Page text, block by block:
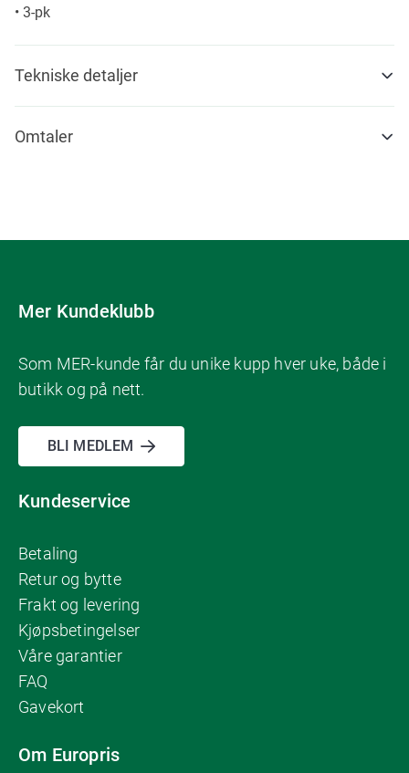
• 3-pk
Tekniske detaljer
Omtaler
Mer Kundeklubb
Som MER-kunde får du unike kupp hver uke, både i
butikk og på nett.
BLI MEDLEM
Kundeservice
Betaling
Retur og bytte
Frakt og levering
Kjøpsbetingelser
Våre garantier
FAQ
Gavekort
Om Europris